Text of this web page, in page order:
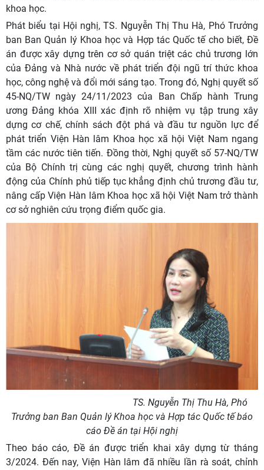
khoa học.
Phát biểu tại Hội nghị, TS. Nguyễn Thị Thu Hà, Phó Trưởng
ban Ban Quản lý Khoa học và Hợp tác Quốc tế cho biết, Đề
án được xây dựng trên cơ sở quán triệt các chủ trương lớn
của Đảng và Nhà nước về phát triển đội ngũ trí thức khoa
học, công nghệ và đổi mới sáng tạo. Trong đó, Nghị quyết số
45-NQ/TW ngày 24/11/2023 của Ban Chấp hành Trung
ương Đảng khóa XIII xác định rõ nhiệm vụ tập trung xây
dựng cơ chế, chính sách đột phá và đầu tư nguồn lực để
phát triển Viện Hàn lâm Khoa học xã hội Việt Nam ngang
tầm các nước tiên tiến. Đồng thời, Nghị quyết số 57-NQ/TW
của Bộ Chính trị cùng các nghị quyết, chương trình hành
động của Chính phủ tiếp tục khẳng định chủ trương đầu tư,
nâng cấp Viện Hàn lâm Khoa học xã hội Việt Nam trở thành
cơ sở nghiên cứu trọng điểm quốc gia.
TS. Nguyễn Thị Thu Hà, Phó
Trưởng ban Ban Quản lý Khoa học và Hợp tác Quốc tế báo
cáo Đề án tại Hội nghị
Theo báo cáo, Đề án được triển khai xây dựng từ tháng
3/2024. Đến nay, Viện Hàn lâm đã nhiều lần rà soát, chỉnh